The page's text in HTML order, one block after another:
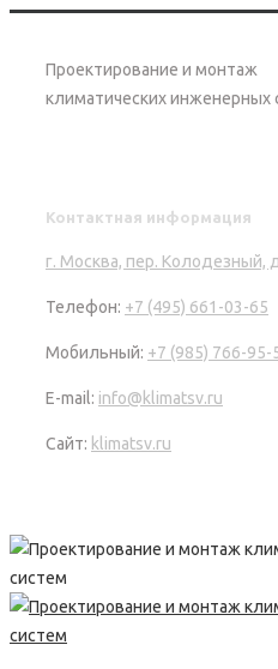
Проектирование и монтаж
климатических инженерных
Контактная информация
г. Москва, пер. Колодезный,
Телефон: +7 (495) 661-03-65
Мобильный: +7 (985) 766-95-
E-mail: info@klimatsv.ru
Сайт: klimatsv.ru